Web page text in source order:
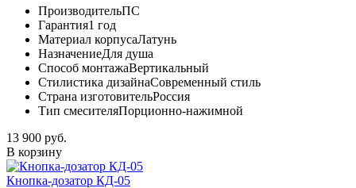
ПроизводительПС
Гарантия1 год
Материал корпусаЛатунь
НазначениеДля душа
Способ монтажаВертикальный
Стилистика дизайнаСовременный стиль
Страна изготовительРоссия
Тип смесителяПорционно-нажимной
13 900 руб.
В корзину
Кнопка-дозатор КД-05